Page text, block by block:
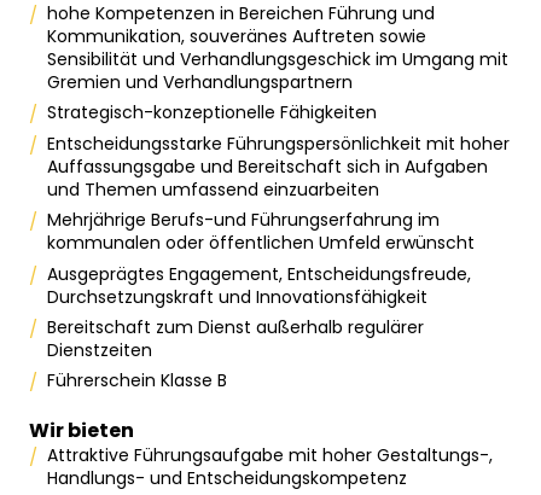
hohe Kompetenzen in Bereichen Führung und
Kommunikation, souveränes Auftreten sowie
Sensibilität und Verhandlungsgeschick im Umgang mit
Gremien und Verhandlungspartnern
Strategisch-konzeptionelle Fähigkeiten
Entscheidungsstarke Führungspersönlichkeit mit hoher
Auffassungsgabe und Bereitschaft sich in Aufgaben
und Themen umfassend einzuarbeiten
Mehrjährige Berufs-und Führungserfahrung im
kommunalen oder öffentlichen Umfeld erwünscht
Ausgeprägtes Engagement, Entscheidungsfreude,
Durchsetzungskraft und Innovationsfähigkeit
Bereitschaft zum Dienst außerhalb regulärer
Dienstzeiten
Führerschein Klasse B
Wir bieten
Attraktive Führungsaufgabe mit hoher Gestaltungs-,
Handlungs- und Entscheidungskompetenz